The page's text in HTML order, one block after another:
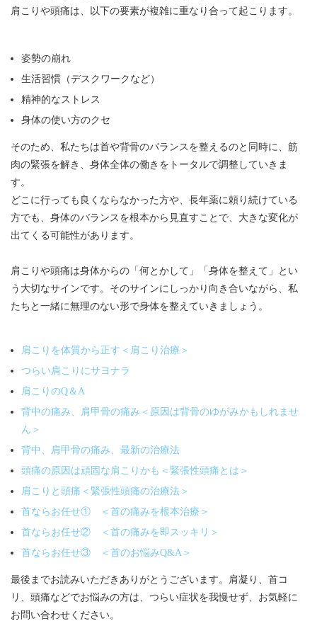
肩こりや頭痛は、以下の要素が複雑に重なり合って起こります。
姿勢の崩れ
生活習慣（デスクワークなど）
精神的なストレス
身体の使い方のクセ
そのため、私たちは首や背骨のバランスを整えるのと同時に、筋
肉の緊張を解き、身体全体の働きをトータルで調整していきま
す。
どこに行っても良くならなかった方や、長年薬に頼り続けている
方でも、身体のバランスを根本から見直すことで、大きな変化が
出てくる可能性があります。
肩こりや頭痛は身体からの「何とかして」「身体を整えて」とい
う大切なサインです。そのサインにしっかり向き合いながら、私
たちと一緒に無理のない形で身体を整えていきましょう。
肩こりを体質から正す＜肩こり治療＞
つらい肩こりにサヨナラ
肩こりのQ＆A
背中の痛み、肩甲骨の痛み＜原因は背骨のゆがみかもしれませ
ん＞
背中、肩甲骨の痛み、最新の治療法
頭痛の原因は頑固な肩こりかも＜緊張性頭痛とは＞
肩こりと頭痛＜緊張性頭痛の治療法＞
首ならお任せ① ＜首の痛みを根本治療＞
首ならお任せ② ＜首の痛みを即スッキリ＞
首ならお任せ③ ＜首のお悩みQ&A＞
最後までお読みいただきありがとうございます。肩凝り、首コ
リ、頭痛などでお悩みの方は、つらい症状を我慢せず、お気軽に
お問い合わせください。